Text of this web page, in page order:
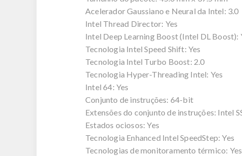
Acelerador Gaussiano e Neural da Intel: 3.0
Intel Thread Director: Yes
Intel Deep Learning Boost (Intel DL Boost):
Tecnologia Intel Speed Shift: Yes
Tecnologia Intel Turbo Boost: 2.0
Tecnologia Hyper-Threading Intel: Yes
Intel 64: Yes
Conjunto de instruções: 64-bit
Extensões do conjunto de instruções: Intel
Estados ociosos: Yes
Tecnologia Enhanced Intel SpeedStep: Yes
Tecnologias de monitoramento térmico: Yes